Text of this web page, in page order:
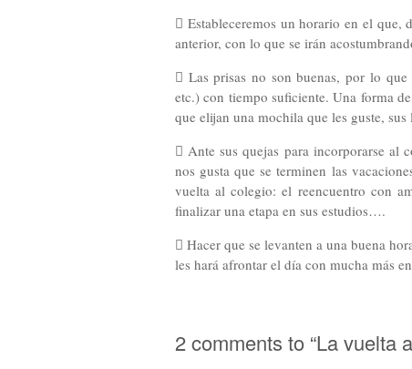
 Estableceremos un horario en el que,
anterior, con lo que se irán
 Las prisas no son buenas, por lo
etc.) con tiempo suficiente. Una forma
que elijan una mochila que les guste,
 Ante sus quejas para incorporarse al
nos gusta que se terminen las
vuelta al colegio: el reencuentro con
finalizar una etapa en sus estudios….
 Hacer que se levanten a una buena
les hará afrontar el día con mucha más
2 comments to “La vuelta